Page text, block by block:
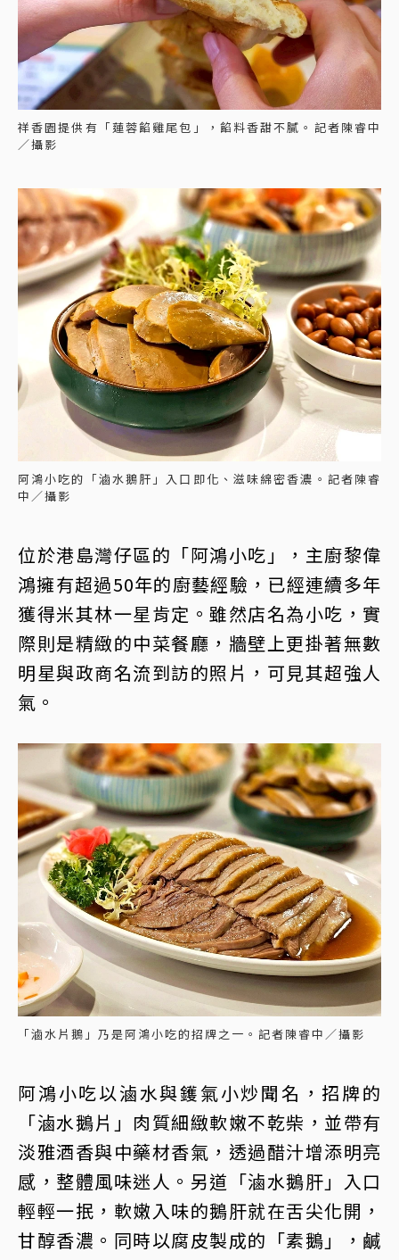
祥香園提供有「蓮蓉餡雞尾包」，餡料香甜不膩。記者陳睿中
／攝影
阿鴻小吃的「滷水鵝肝」入口即化、滋味綿密香濃。記者陳睿
中／攝影
位於港島灣仔區的「阿鴻小吃」，主廚黎偉
鴻擁有超過50年的廚藝經驗，已經連續多年
獲得米其林一星肯定。雖然店名為小吃，實
際則是精緻的中菜餐廳，牆壁上更掛著無數
明星與政商名流到訪的照片，可見其超強人
氣。
「滷水片鵝」乃是阿鴻小吃的招牌之一。記者陳睿中／攝影
阿鴻小吃以滷水與鑊氣小炒聞名，招牌的
「滷水鵝片」肉質細緻軟嫩不乾柴，並帶有
淡雅酒香與中藥材香氣，透過醋汁增添明亮
感，整體風味迷人。另道「滷水鵝肝」入口
輕輕一抿，軟嫩入味的鵝肝就在舌尖化開，
甘醇香濃。同時以腐皮製成的「素鵝」，鹹